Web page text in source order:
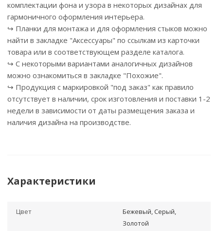
комплектации фона и узора в некоторых дизайнах для
гармоничного оформления интерьера.
↪ Планки для монтажа и для оформления стыков можно
найти в закладке "Аксессуары" по ссылкам из карточки
товара или в соответствующем разделе каталога.
↪ С некоторыми вариантами аналогичных дизайнов
можно ознакомиться в закладке "Похожие".
↪ Продукция с маркировкой "под заказ" как правило
отсутствует в наличии, срок изготовления и поставки 1-2
недели в зависимости от даты размещения заказа и
наличия дизайна на производстве.
Характеристики
Цвет
Бежевый, Серый,
Золотой